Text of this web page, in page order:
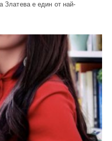
Златева е един от най-